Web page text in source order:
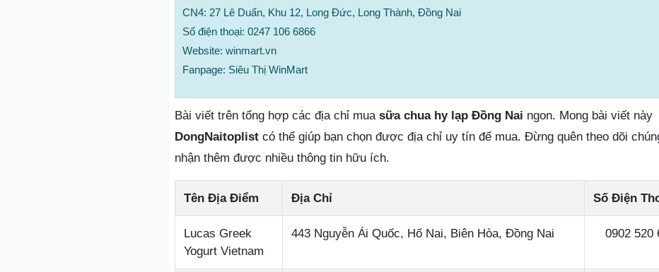
CN4: 27 Lê Duẩn, Khu 12, Long Đức, Long Thành, Đồng Nai
Số điện thoại: 0247 106 6866
Website: winmart.vn
Fanpage: Siêu Thị WinMart
Bài viết trên tổng hợp các địa chỉ mua sữa chua hy lạp Đồng Nai ngon. Mong bài viết này
DongNaitoplist có thể giúp bạn chọn được địa chỉ uy tín để mua. Đừng quên theo dõi
nhận thêm được nhiều thông tin hữu ích.
Tên Địa Điểm Địa Chỉ Số Điện
Lucas Greek
Yogurt Vietnam
443 Nguyễn Ái Quốc, Hố Nai, Biên Hòa, Đồng Nai 0902 520